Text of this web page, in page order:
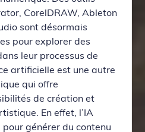
CorelDRAW, Ableton
sont désormais
pour explorer des
leur processus de
artificielle est une autre
qui offre
de création et
En effet, l’IA
générer du contenu